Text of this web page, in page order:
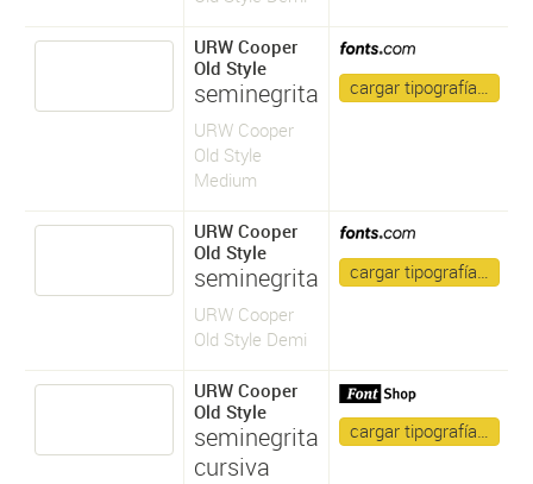
URW Cooper
Old Style
seminegrita
URW Cooper
Old Style
Medium
cargar tipografía…
URW Cooper
Old Style
seminegrita
URW Cooper
Old Style Demi
cargar tipografía…
URW Cooper
Old Style
seminegrita
cursiva
cargar tipografía…